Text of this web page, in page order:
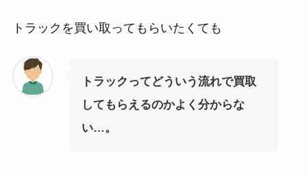
トラックを買い取ってもらいたくても
トラックってどういう流れで買取
してもらえるのかよく分からな
い…。